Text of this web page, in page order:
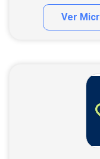
Ver